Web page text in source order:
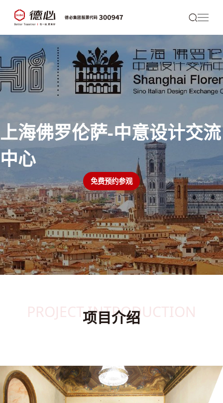
上海佛罗伦萨-中意设计交流
中心
免费预约参观
PROJECT INTRODUCTION
项目介绍